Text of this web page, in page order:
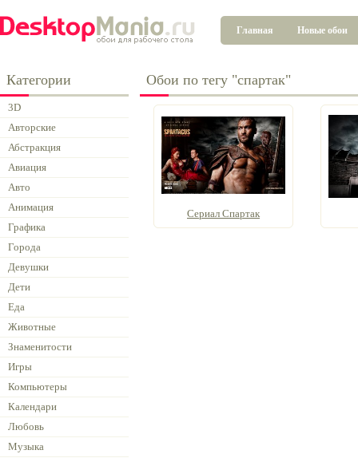
Главная Новые обои
Категории
3D
Авторские
Абстракция
Авиация
Авто
Анимация
Графика
Города
Девушки
Дети
Еда
Животные
Знаменитости
Игры
Компьютеры
Календари
Любовь
Музыка
Обои по тегу "спартак"
Сериал Спартак